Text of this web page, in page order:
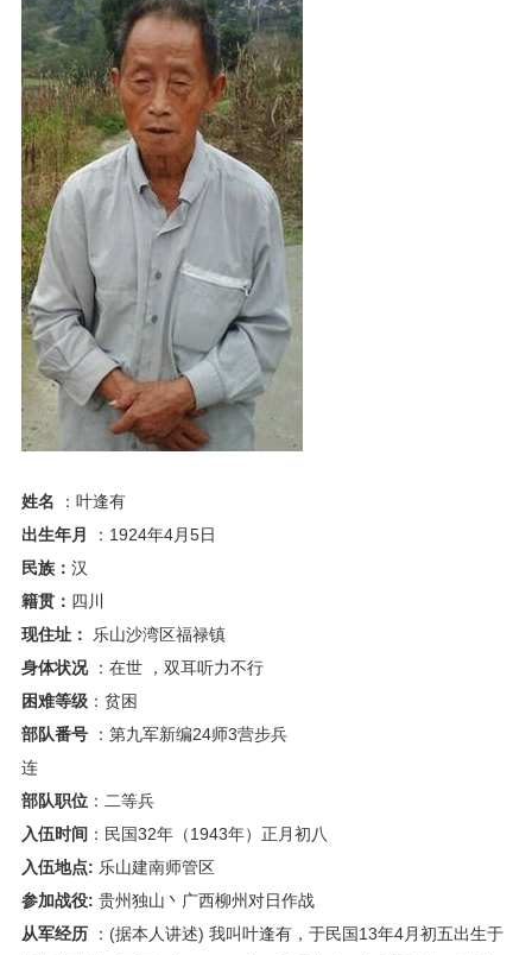
姓名
：叶逢有
出生年月
：1924年4月5日
民族： 汉
籍贯： 四川
现住址：
乐山沙湾区福禄镇
身体状况 ：在世 ，双耳听力不行
困难等级：贫困
部队番号
：第九军新编24师3营步兵
连
部队职位：二等兵
入伍时间 ：民国32年（1943年）正月初八
入伍地点: 乐山建南师管区
参加战役: 贵州独山丶广西柳州对日作战
从军经历
：(据本人讲述) 我叫叶逢有，于民国13年4月初五出生于